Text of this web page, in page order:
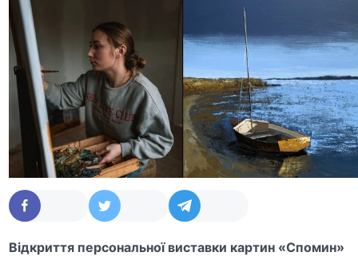
Відкриття персональної виставки картин «Спомин»